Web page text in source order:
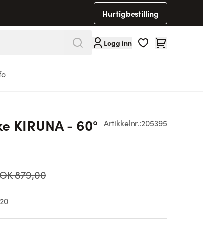
Hurtigbestilling
Logg inn Cart
Artikkelnr.:205395
KIRUNA - 60°
879,00